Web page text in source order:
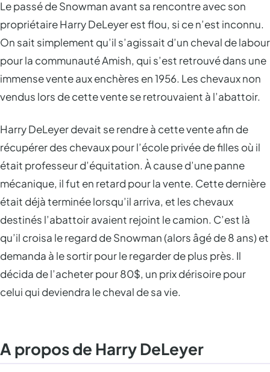
Le passé de Snowman avant sa rencontre avec son
propriétaire Harry DeLeyer est flou, si ce n’est inconnu.
On sait simplement qu’il s’agissait d’un cheval de labour
pour la communauté Amish, qui s’est retrouvé dans une
immense vente aux enchères en 1956. Les chevaux non
vendus lors de cette vente se retrouvaient à l’abattoir.
Harry DeLeyer devait se rendre à cette vente afin de
récupérer des chevaux pour l’école privée de filles où il
était professeur d’équitation. À cause d’une panne
mécanique, il fut en retard pour la vente. Cette dernière
était déjà terminée lorsqu’il arriva, et les chevaux
destinés l’abattoir avaient rejoint le camion. C’est là
qu’il croisa le regard de Snowman (alors âgé de 8 ans) et
demanda à le sortir pour le regarder de plus près. Il
décida de l’acheter pour 80$, un prix dérisoire pour
celui qui deviendra le cheval de sa vie.
A propos de Harry DeLeyer